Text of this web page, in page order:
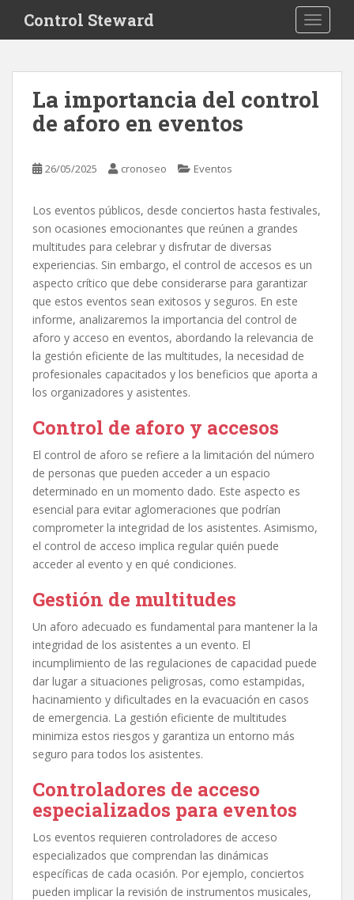
i
Control Steward
La importancia del control
de aforo en eventos
26/05/2025 cronoseo Eventos
Los eventos públicos, desde conciertos hasta festivales,
son ocasiones emocionantes que reúnen a grandes
multitudes para celebrar y disfrutar de diversas
experiencias. Sin embargo, el control de accesos es un
aspecto crítico que debe considerarse para garantizar
que estos eventos sean exitosos y seguros. En este
informe, analizaremos la importancia del control de
aforo y acceso en eventos, abordando la relevancia de
la gestión eficiente de las multitudes, la necesidad de
profesionales capacitados y los beneficios que aporta a
los organizadores y asistentes.
Control de aforo y accesos
El control de aforo se refiere a la limitación del número
de personas que pueden acceder a un espacio
determinado en un momento dado. Este aspecto es
esencial para evitar aglomeraciones que podrían
comprometer la integridad de los asistentes. Asimismo,
el control de acceso implica regular quién puede
acceder al evento y en qué condiciones.
Gestión de multitudes
Un aforo adecuado es fundamental para mantener la la
integridad de los asistentes a un evento. El
incumplimiento de las regulaciones de capacidad puede
dar lugar a situaciones peligrosas, como estampidas,
hacinamiento y dificultades en la evacuación en casos
de emergencia. La gestión eficiente de multitudes
minimiza estos riesgos y garantiza un entorno más
seguro para todos los asistentes.
Controladores de acceso
especializados para eventos
Los eventos requieren controladores de acceso
especializados que comprendan las dinámicas
específicas de cada ocasión. Por ejemplo, conciertos
pueden implicar la revisión de instrumentos musicales,